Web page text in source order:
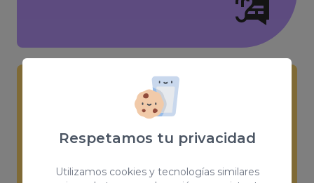
Respetamos tu privacidad
Utilizamos cookies y tecnologías similares
Gestión de influencers
Gestionamos y controlamos campañas